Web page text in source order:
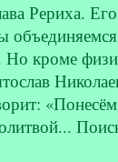
Рериха.
кроме